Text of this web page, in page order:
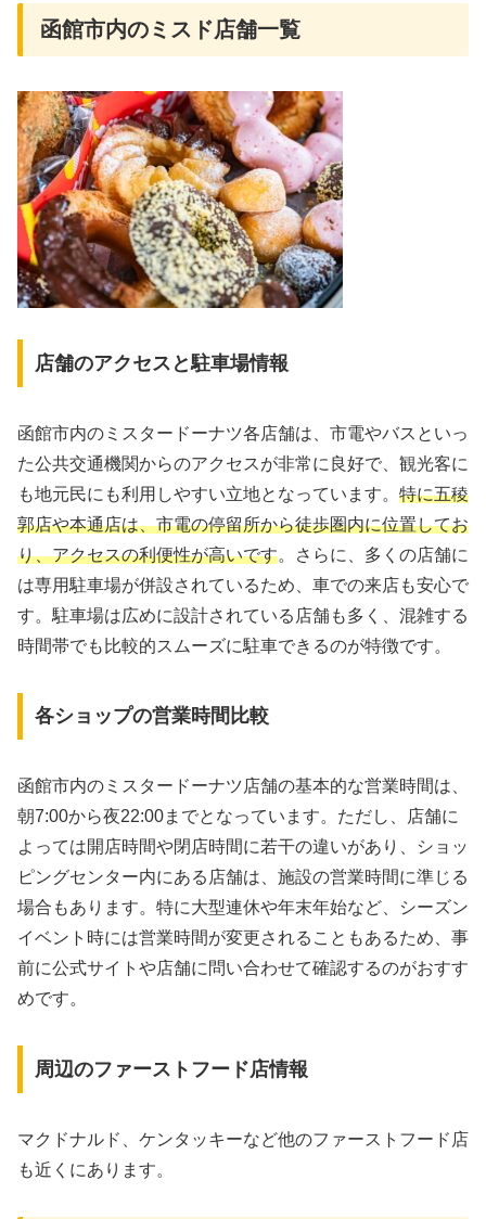
函館市内のミスド店舗一覧
店舗のアクセスと駐車場情報
函館市内のミスタードーナツ各店舗は、市電やバスといっ
た公共交通機関からのアクセスが非常に良好で、観光客に
も地元民にも利用しやすい立地となっています。 特に五稜
郭店や本通店は、市電の停留所から徒歩圏内に位置してお
り、アクセスの利便性が高いです。さらに、多くの店舗に
は専用駐車場が併設されているため、車での来店も安心で
す。駐車場は広めに設計されている店舗も多く、混雑する
時間帯でも比較的スムーズに駐車できるのが特徴です。
各ショップの営業時間比較
函館市内のミスタードーナツ店舗の基本的な営業時間は、
朝7:00から夜22:00までとなっています。ただし、店舗に
よっては開店時間や閉店時間に若干の違いがあり、ショッ
ピングセンター内にある店舗は、施設の営業時間に準じる
場合もあります。特に大型連休や年末年始など、シーズン
イベント時には営業時間が変更されることもあるため、事
前に公式サイトや店舗に問い合わせて確認するのがおすす
めです。
周辺のファーストフード店情報
マクドナルド、ケンタッキーなど他のファーストフード店
も近くにあります。